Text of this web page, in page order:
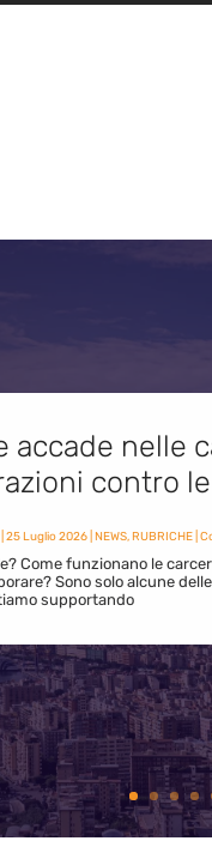
accade nelle
contro
25 Luglio 2026| NEWS,RUBRICHE|
Come funzionano le
Sono solo alcune
supportando